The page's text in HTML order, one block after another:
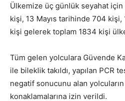
Ülkemize üç günlük seyahat için
kişi, 13 Mayıs tarihinde 704 kişi,
kişi gelerek toplam 1834 kişi
Tüm gelen yolculara Güvende
ile bileklik takıldı, yapılan PCR
negatif sonucunu alan
konaklamalarına izin verildi.